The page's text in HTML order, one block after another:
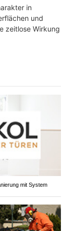
in
und
zeitlose Wirkung
mit System